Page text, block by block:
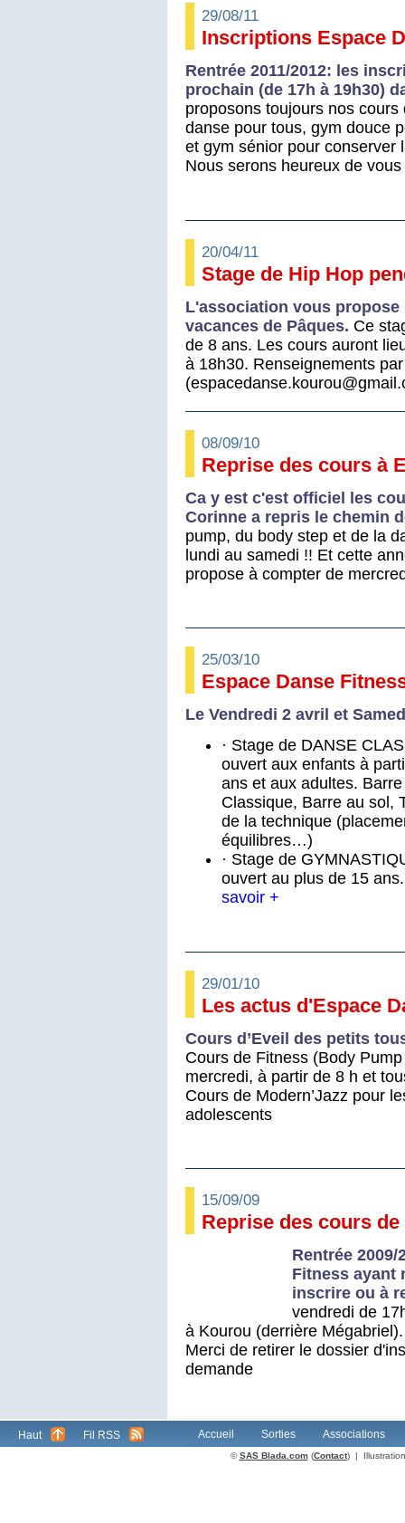
29/08/11
Inscriptions Espace
Rentrée 2011/2012: les
prochain (de 17h à 19h30)
proposons toujours nos
danse pour tous, gym douce
et gym sénior pour conserver
Nous serons heureux de
20/04/11
Stage de Hip Hop
L'association vous
vacances de Pâques. Ce
de 8 ans. Les cours auront
à 18h30. Renseignements
08/09/10
Reprise des cours à
Ca y est c'est officiel les
Corinne a repris le chemin
pump, du body step et de la
lundi au samedi !! Et cette
propose à compter de
25/03/10
Espace Danse
Le Vendredi 2 avril et
· Stage de DANSE
ouvert aux enfants à
ans et aux adultes. Barre
Classique, Barre au sol,
de la technique
équilibres…)
· Stage de
ouvert au plus de 15
savoir +
29/01/10
Les actus d'Espace
Cours d’Eveil des petits
Cours de Fitness (Body
mercredi, à partir de 8 h et
Cours de Modern’Jazz pour
adolescents
15/09/09
Reprise des cours
Rentrée
Fitness ayant
inscrire ou à
vendredi de
à Kourou (derrière Mégabriel).
Merci de retirer le dossier
demande
Haut Fil RSS Accueil Sorties Associations
©SAS Blada.com(Contact) |